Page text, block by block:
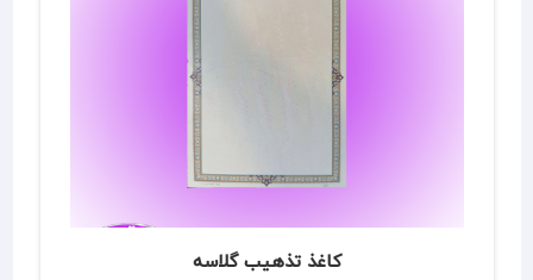
کاغذ تذهیب گلاسه